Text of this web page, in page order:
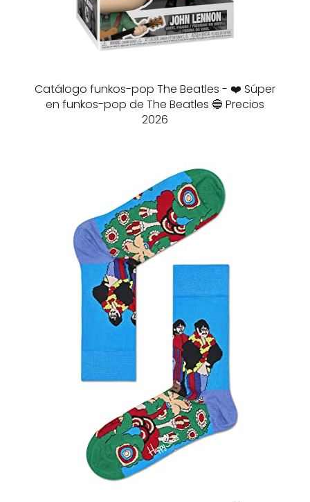
Catálogo funkos-pop The Beatles - ❤️ Súper
en funkos-pop de The Beatles 🔵 Precios
2026